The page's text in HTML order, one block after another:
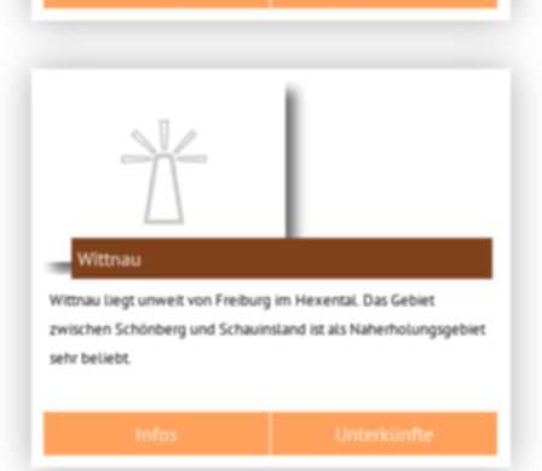
Wittnau
Wittnau liegt unweit von Freiburg im Hexental. Das Gebiet
zwischen Schönberg und Schauinsland ist als Naherholungsgebiet
sehr beliebt.
Infos Unterkünfte